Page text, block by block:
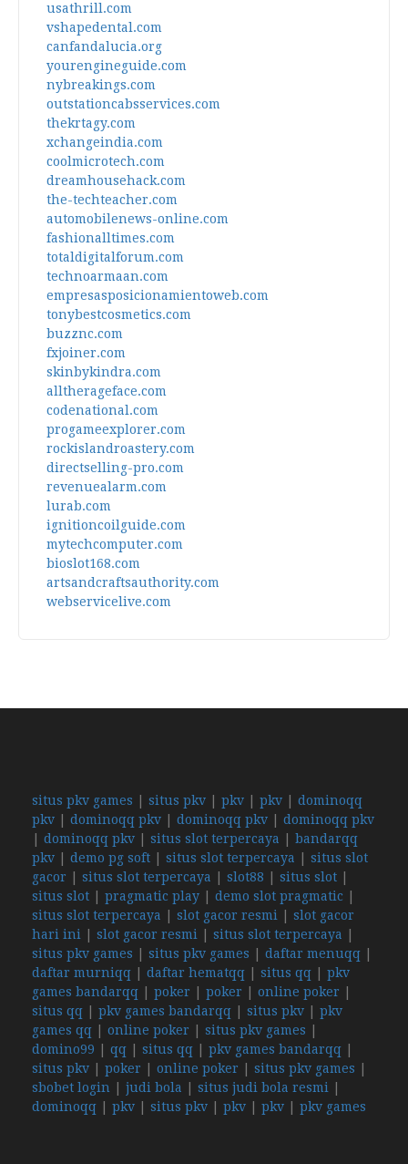
usathrill.com
vshapedental.com
canfandalucia.org
yourengineguide.com
nybreakings.com
outstationcabsservices.com
thekrtagy.com
xchangeindia.com
coolmicrotech.com
dreamhousehack.com
the-techteacher.com
automobilenews-online.com
fashionalltimes.com
totaldigitalforum.com
technoarmaan.com
empresasposicionamientoweb.com
tonybestcosmetics.com
buzznc.com
fxjoiner.com
skinbykindra.com
alltherageface.com
codenational.com
progameexplorer.com
rockislandroastery.com
directselling-pro.com
revenuealarm.com
lurab.com
ignitioncoilguide.com
mytechcomputer.com
bioslot168.com
artsandcraftsauthority.com
webservicelive.com
situs pkv games situs pkv pkv pkv
dominoqq
pkv
dominoqq pkv dominoqq pkv
dominoqq pkv
dominoqq pkv situs slot terpercaya
bandarqq
pkv
demo pg soft situs slot terpercaya
situs slot
gacor
situs slot terpercaya slot88 situs slot
situs slot
pragmatic play demo slot pragmatic
situs slot terpercaya
slot gacor resmi
slot gacor
hari ini
slot gacor resmi situs slot terpercaya
situs pkv games
situs pkv games daftar menuqq
daftar murniqq
daftar hematqq situs qq
pkv
games bandarqq
poker poker online poker
situs qq
pkv games bandarqq situs pkv
pkv
games qq
online poker situs pkv games
domino99
qq situs qq pkv games bandarqq
situs pkv
poker online poker situs pkv games
sbobet login
judi bola situs judi bola resmi
dominoqq
pkv situs pkv pkv pkv pkv games